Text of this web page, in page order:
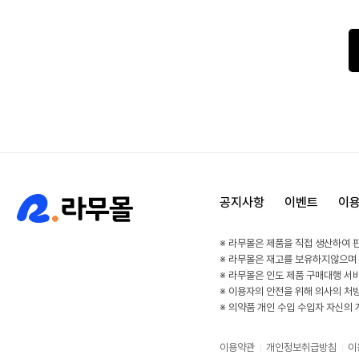
공지사항 이벤트 이
※ 라무몰은 제품을 직접 생산하여
※ 라무몰은 재고를 보유하지않으
※ 라무몰은 인도 제품 구매대행 서
※ 이용자의 안전을 위해 의사의 처
※ 의약품 개인 수입 수입자 자신의
이용약관 개인정보취급방침